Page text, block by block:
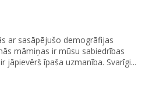
ar sasāpējušo demogrāfijas
māmiņas ir mūsu sabiedrības
jāpievērš īpaša uzmanība. Svarīgi...